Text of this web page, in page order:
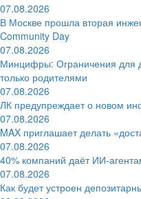
07.08.2026
В Москве прошла вторая
Community Day
07.08.2026
Минцифры: Ограничения для
только родителями
07.08.2026
ЛК предупреждает о новом
07.08.2026
MAX приглашает делать
07.08.2026
40% компаний даёт
07.08.2026
Как будет устроен